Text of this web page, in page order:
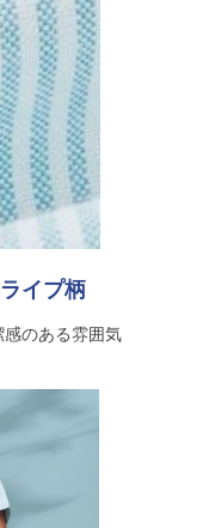
イプ柄
のある雰囲気